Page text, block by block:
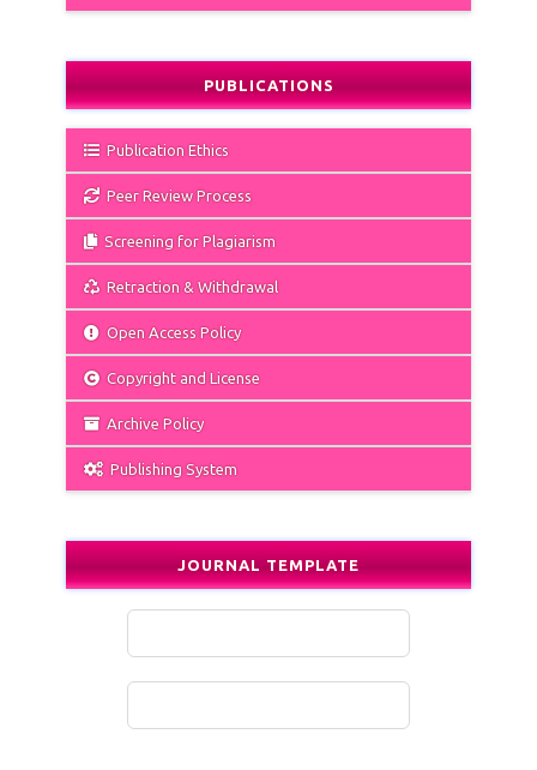
PUBLICATIONS
Publication Ethics
Peer Review Process
Screening for Plagiarism
Retraction & Withdrawal
Open Access Policy
Copyright and License
Archive Policy
Publishing System
JOURNAL TEMPLATE